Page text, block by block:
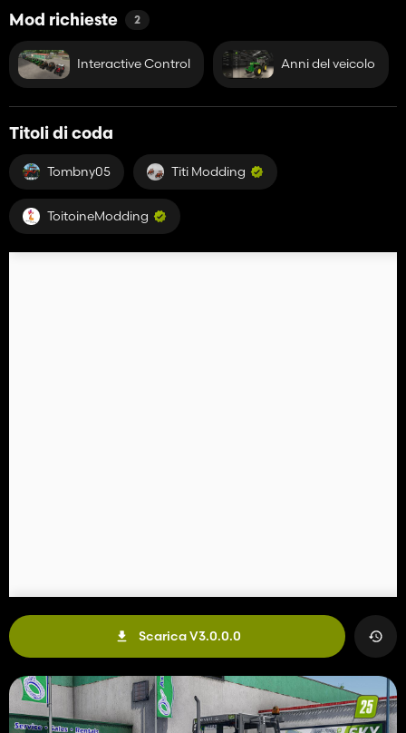
Mod richieste 2
Interactive Control Anni del veicolo
Titoli di coda
Tombny05 Titi Modding
ToitoineModding
Scarica V3.0.0.0